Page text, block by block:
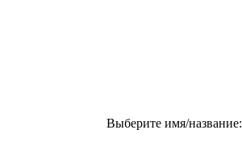
Выберите имя/название: